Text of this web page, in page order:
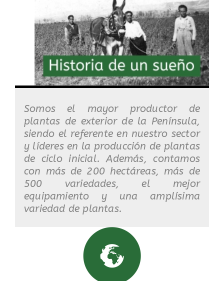
Somos el mayor productor de
plantas de exterior de la Península,
siendo el referente en nuestro sector
y líderes en la producción de plantas
de ciclo inicial. Además, contamos
con más de 200 hectáreas, más de
500 variedades, el mejor
equipamiento y una amplísima
variedad de plantas.